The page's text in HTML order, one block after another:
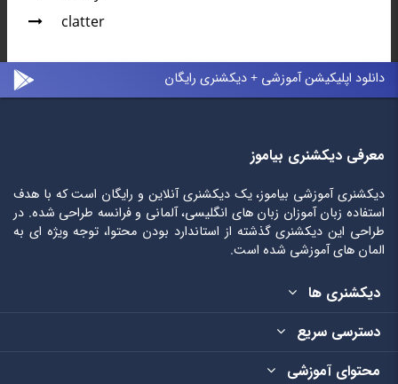
clatter
دانلود اپلیکیشن آموزشی + دیکشنری رایگان
معرفی دیکشنری بیاموز
دیکشنری آموزشی بیاموز، یک دیکشنری آنلاین و رایگان است که با هدف
استفاده زبان آموزان زبان های انگلیسی، آلمانی و فرانسه طراحی شده. در
طراحی این دیکشنری گذشته از استاندارد بودن محتوا، توجه ویژه ای به
المان های آموزشی شده است.
دیکشنری ها
دسترسی سریع
محتوای آموزشی